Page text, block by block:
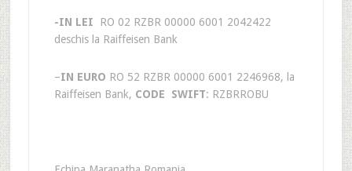
-IN LEI
RO 02 RZBR 00000 6001 2042422
deschis la Raiffeisen Bank
–IN EURO RO 52 RZBR 00000 6001 2246968, la
Raiffeisen Bank, CODE SWIFT: RZBRROBU